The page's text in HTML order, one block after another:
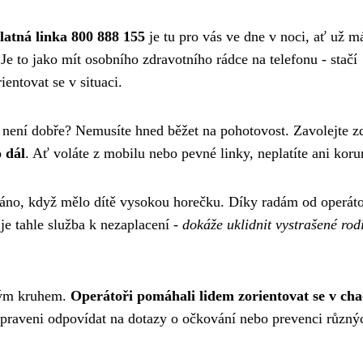
linka 800 888 155 je tu pro vás ve dne v noci, ať už
to jako mít osobního zdravotního rádce na telefonu - stačí
se v situaci.
dobře? Nemusíte hned běžet na pohotovost. Zavolejte
dál. Ať voláte z mobilu nebo pevné linky, neplatíte ani
když mělo dítě vysokou horečku. Díky radám od
tahle služba k nezaplacení - dokáže uklidnit vystrašené
kruhem. Operátoři pomáhali lidem zorientovat se v
odpovídat na dotazy o očkování nebo prevenci